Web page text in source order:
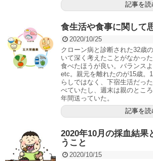
記事を読
食生活や食事に関して
2020/10/25
クローン病と診断された32歳
いて深く考えたことがなかっ
食べたほうが良い。バランス
etc。親元を離れたのが15歳。
らしではなく、下宿生活だっ
べていたし、週末は親のとこ
年間送っていた。
記事を読
2020年10月の採血結果
うこと
2020/10/15